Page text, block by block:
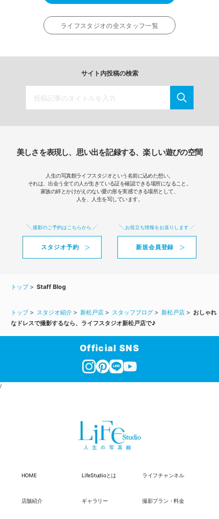
ライフスタジオの全スタッフ一覧
サイト内投稿の検索
美しさを表現し、思い出を記録する、楽しい遊びの空間
人生の写真館ライフスタジオという名前に込めた想い。
それは、出会う全ての人が生きている証を確認できる場所になること。
家族の絆とかけがえのない愛の形を実感できる場所として、
人を、人生を写しています。
撮影のご予約はこちらから
スタジオ予約
お役立ち情報をお送りします
新規会員登録
トップ Staff Blog
トップ スタジオ紹介 新松戸店 スタッフブログ 新松戸店
おしゃれ
なドレスで撮影するなら、ライフスタジオ新松戸店で♪
Official SNS
/
HOME LifeStudioとは ライフチャンネル
店舗紹介 ギャラリー 撮影プラン・料金